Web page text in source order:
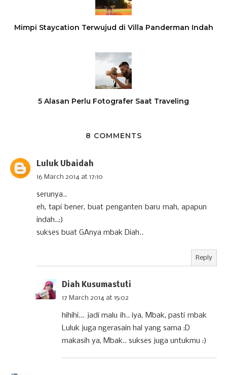
Mimpi Staycation Terwujud di Villa Panderman Indah
5 Alasan Perlu Fotografer Saat Traveling
8 COMMENTS
Luluk Ubaidah
16 March 2014 at 17:10
serunya..
eh, tapi bener, buat penganten baru mah, apapun
indah..:)
sukses buat GAnya mbak Diah..
Reply
Diah Kusumastuti
17 March 2014 at 15:02
hihihi... jadi malu ih.. iya, Mbak, pasti mbak
Luluk juga ngerasain hal yang sama :D
makasih ya, Mbak.. sukses juga untukmu :)